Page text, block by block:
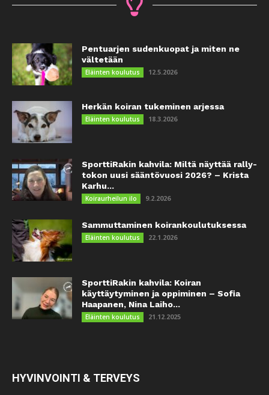
Pentuarjen sudenkuopat ja miten ne
vältetään
Eläinten koulutus 12.5.2026
Herkän koiran tukeminen arjessa
Eläinten koulutus 18.3.2026
SporttiRakin kahvila: Miltä näyttää rally-
tokon uusi sääntövuosi 2026? – Krista
Karhu...
Koiraurheilun ilo 9.2.2026
Sammuttaminen koirankoulutuksessa
Eläinten koulutus 22.1.2026
SporttiRakin kahvila: Koiran
käyttäytyminen ja oppiminen – Sofia
Haapanen, Nina Laiho...
Eläinten koulutus 21.12.2025
HYVINVOINTI & TERVEYS